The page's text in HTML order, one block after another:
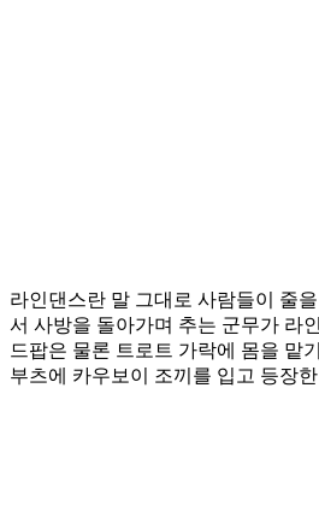
라인댄스란 말 그대로 사람들이 줄
서 사방을 돌아가며 추는 군무가 라
드팝은 물론 트로트 가락에 몸을 맡
부츠에 카우보이 조끼를 입고 등장